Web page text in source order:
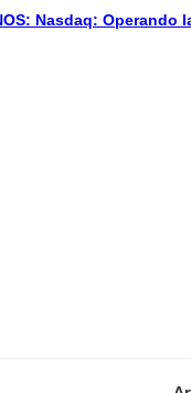
Nasdaq: Operando